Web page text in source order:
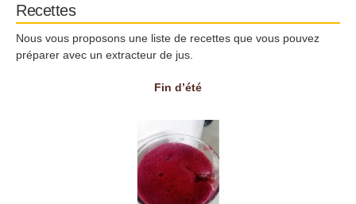
Recettes
Nous vous proposons une liste de recettes que vous pouvez
préparer avec un extracteur de jus.
Fin d’été